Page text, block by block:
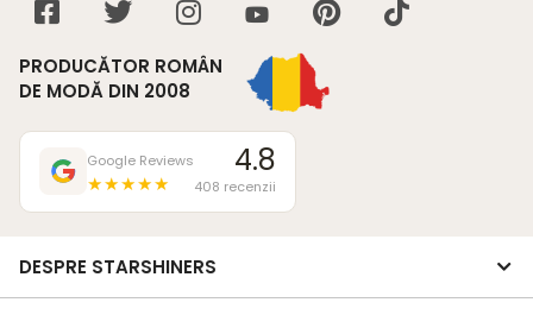
PRODUCĂTOR ROMÂN
DE MODĂ DIN 2008
Google Reviews
★★★★★
4.8
408 recenzii
DESPRE STARSHINERS